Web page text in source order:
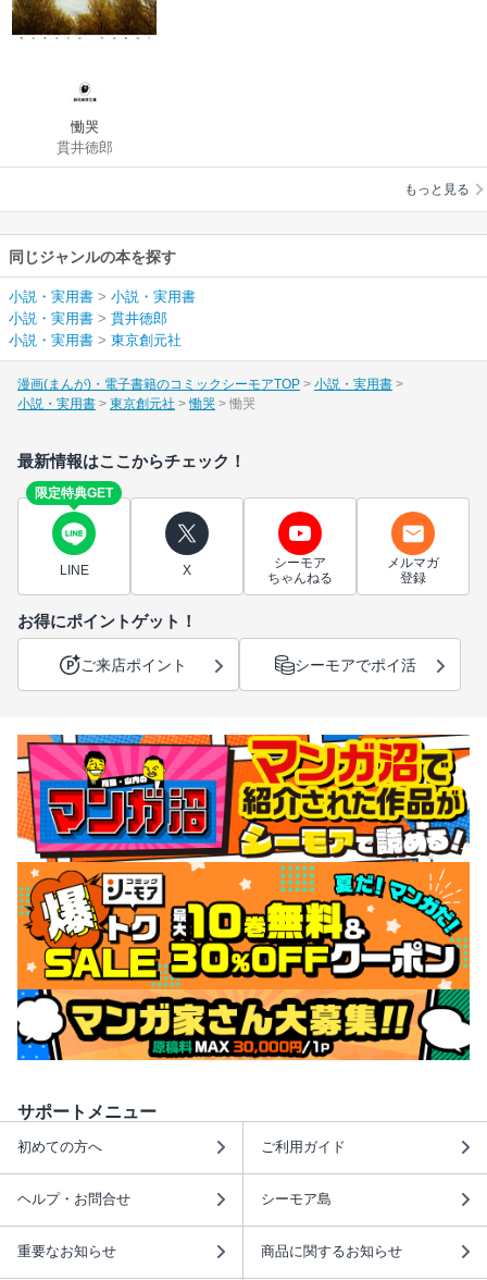
慟哭
貫井徳郎
もっと見る
同じジャンルの本を探す
小説・実用書 > 小説・実用書
小説・実用書 > 貫井徳郎
小説・実用書 > 東京創元社
漫画(まんが)・電子書籍のコミックシーモアTOP
小説・実用書
小説・実用書
東京創元社 慟哭 慟哭
最新情報はここからチェック！
限定特典GET
LINE X
シーモア
ちゃんねる
メルマガ
登録
お得にポイントゲット！
ご来店ポイント シーモアでポイ活
サポートメニュー
初めての方へ ご利用ガイド
ヘルプ・お問合せ シーモア島
重要なお知らせ 商品に関するお知らせ